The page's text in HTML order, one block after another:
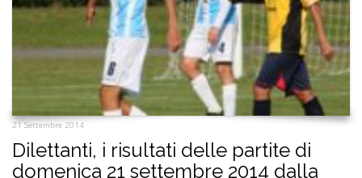
21 Settembre 2014
Dilettanti, i risultati delle partite di
domenica 21 settembre 2014 dalla